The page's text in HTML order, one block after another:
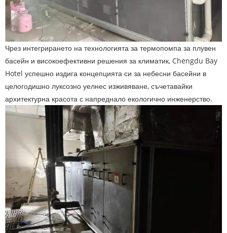
Чрез интегрирането на технологията за термопомпа за плувен
басейн и високоефективни решения за климатик, Chengdu Bay
Hotel успешно издига концепцията си за небесни басейни в
целогодишно луксозно уелнес изживяване, съчетавайки
архитектурна красота с напреднало екологично инженерство.